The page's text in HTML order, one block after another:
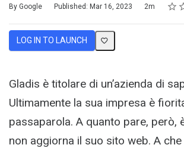
By Google Published: Mar 16, 2023
Duration 2m 1
2
3
4
5
Average rating: 4.8
No reviews
LOG IN TO LAUNCH
Gladis è titolare di un’azienda di
Ultimamente la sua impresa è
passaparola. A quanto pare, però,
non aggiorna il suo sito web. A